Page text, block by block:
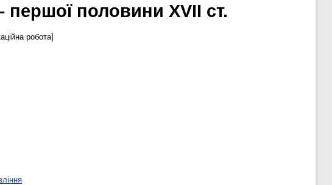
половини ХVІІ ст.
робота]